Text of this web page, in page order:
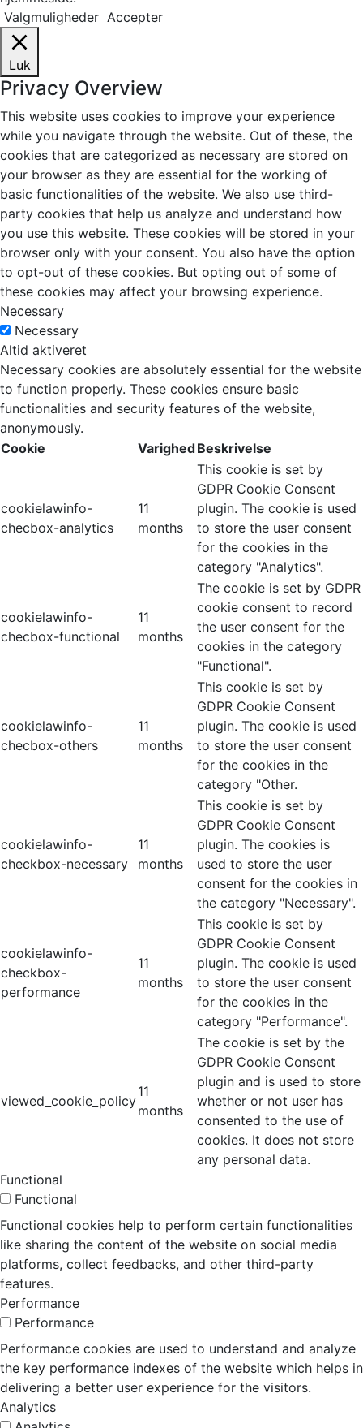
Valgmuligheder Accepter
Luk
Privacy Overview
This website uses cookies to improve your experience
while you navigate through the website. Out of these, the
cookies that are categorized as necessary are stored on
your browser as they are essential for the working of
basic functionalities of the website. We also use third-
party cookies that help us analyze and understand how
you use this website. These cookies will be stored in your
browser only with your consent. You also have the option
to opt-out of these cookies. But opting out of some of
these cookies may affect your browsing experience.
Necessary
Necessary
Altid aktiveret
Necessary cookies are absolutely essential for the website
to function properly. These cookies ensure basic
functionalities and security features of the website,
anonymously.
Cookie
VarighedBeskrivelse
cookielawinfo-
checbox-analytics
11
months
This cookie is set by
GDPR Cookie Consent
plugin. The cookie is used
to store the user consent
for the cookies in the
category "Analytics".
cookielawinfo-
checbox-functional
11
months
The cookie is set by GDPR
cookie consent to record
the user consent for the
cookies in the category
"Functional".
cookielawinfo-
checbox-others
11
months
This cookie is set by
GDPR Cookie Consent
plugin. The cookie is used
to store the user consent
for the cookies in the
category "Other.
cookielawinfo-
checkbox-necessary
11
months
This cookie is set by
GDPR Cookie Consent
plugin. The cookies is
used to store the user
consent for the cookies in
the category "Necessary".
cookielawinfo-
checkbox-
performance
11
months
This cookie is set by
GDPR Cookie Consent
plugin. The cookie is used
to store the user consent
for the cookies in the
category "Performance".
viewed_cookie_policy
11
months
The cookie is set by the
GDPR Cookie Consent
plugin and is used to store
whether or not user has
consented to the use of
cookies. It does not store
any personal data.
Functional
Functional
Functional cookies help to perform certain functionalities
like sharing the content of the website on social media
platforms, collect feedbacks, and other third-party
features.
Performance
Performance
Performance cookies are used to understand and analyze
the key performance indexes of the website which helps in
delivering a better user experience for the visitors.
Analytics